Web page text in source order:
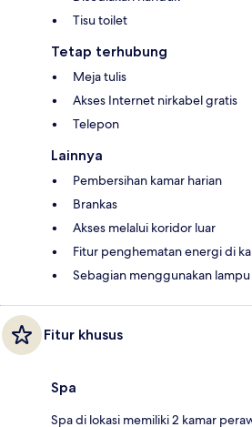
Tisu toilet
Tetap terhubung
Meja tulis
Akses Internet nirkabel gratis
Telepon
Lainnya
Pembersihan kamar harian
Brankas
Akses melalui koridor luar
Fitur penghematan energi di
Sebagian menggunakan lampu
Fitur khusus
Spa
Spa di lokasi memiliki 2 kamar